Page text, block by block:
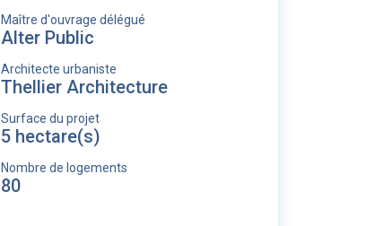
Maître d'ouvrage délégué
Alter Public
Architecte urbaniste
Thellier Architecture
Surface du projet
5 hectare(s)
Nombre de logements
80